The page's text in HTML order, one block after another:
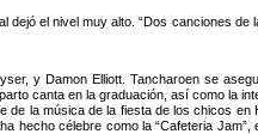
el nivel muy alto. “Dos canciones
y Damon Elliott. Tancharoen se
canta en la graduación, así como la
la música de la fiesta de los chicos en
hecho célebre como la “Cafeteria Jam”,